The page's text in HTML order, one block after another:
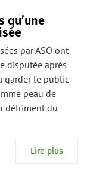
qu’une
par ASO ont
disputée après
garder le public
peau de
détriment du
Lire plus